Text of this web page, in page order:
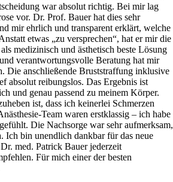
war absolut richtig. Bei mir lag
vor. Dr. Prof. Bauer hat dies sehr
mir ehrlich und transparent erklärt, welche
etwas „zu versprechen“, hat er mir die
medizinisch und ästhetisch beste Lösung
verantwortungsvolle Beratung hat mir
Die anschließende Bruststraffung inklusive
absolut reibungslos. Das Ergebnis ist
und genau passend zu meinem Körper.
ist, dass ich keinerlei Schmerzen
Team waren erstklassig – ich habe
Die Nachsorge war sehr aufmerksam,
Ich bin unendlich dankbar für das neue
med. Patrick Bauer jederzeit
Für mich einer der besten